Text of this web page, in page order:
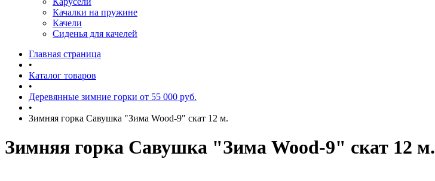
Качалки на пружине
Качели
Сиденья для качелей
Главная страница
•
Каталог товаров
•
Деревянные зимние горки от 55 000 руб.
•
Зимняя горка Савушка "Зима Wood-9" скат 12 м.
Зимняя горка Савушка "Зима Wood-9" скат 12 м.